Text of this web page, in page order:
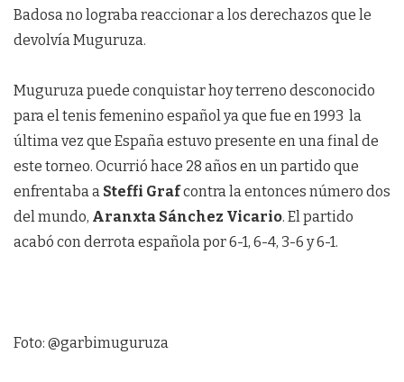
Badosa no lograba reaccionar a los derechazos que le
devolvía Muguruza.
Muguruza puede conquistar hoy terreno desconocido
para el tenis femenino español ya que fue en 1993 la
última vez que España estuvo presente en una final de
este torneo. Ocurrió hace 28 años en un partido que
enfrentaba a Steffi Grafcontra la entonces número dos
del mundo, Aranxta Sánchez Vicario. El partido
acabó con derrota española por 6-1, 6-4, 3-6 y 6-1.
Foto: @garbimuguruza